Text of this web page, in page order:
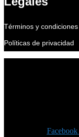
Términos y condiciones
Políticas de privacidad
Facebook